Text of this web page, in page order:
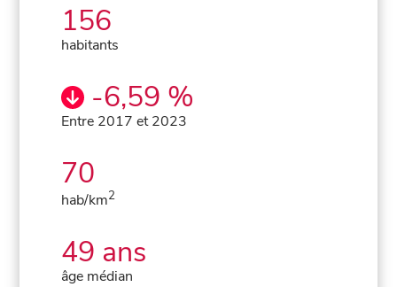
156
habitants
-6,59 %
Entre 2017 et 2023
70
hab/km2
49 ans
âge médian